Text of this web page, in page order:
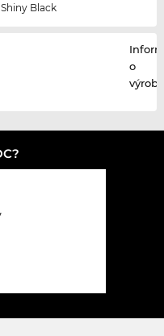
Shiny Black
o